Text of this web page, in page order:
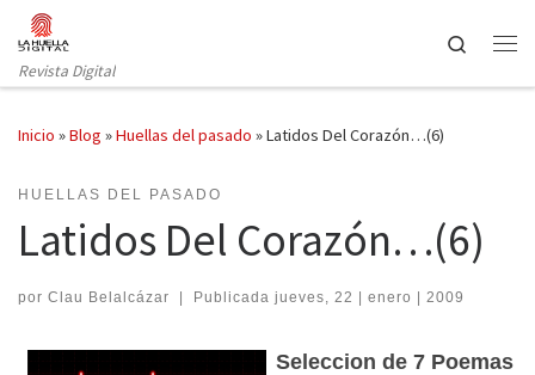
Saltar al contenido
Revista Digital
Search
Inicio »Blog »Huellas del pasado »Latidos Del Corazón…(6)
HUELLAS DEL PASADO
Latidos Del Corazón…(6)
por Clau Belalcázar | Publicada jueves, 22 | enero | 2009
Seleccion de 7 Poemas